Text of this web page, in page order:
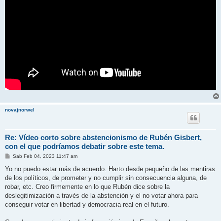
novajnorwel
Re: Vídeo corto sobre abstencionismo de Rubén Gisbert,
con el que podríamos debatir sobre este tema.
M
n
a
j
Sab Feb 04, 2023 11:47 am
Yo no puedo estar más de acuerdo. Harto desde pequeño de las mentiras
de los políticos, de prometer y no cumplir sin consecuencia alguna, de
robar, etc. Creo firmemente en lo que Rubén dice sobre la
deslegitimización a través de la abstención y el no votar ahora para
conseguir votar en libertad y democracia real en el futuro.